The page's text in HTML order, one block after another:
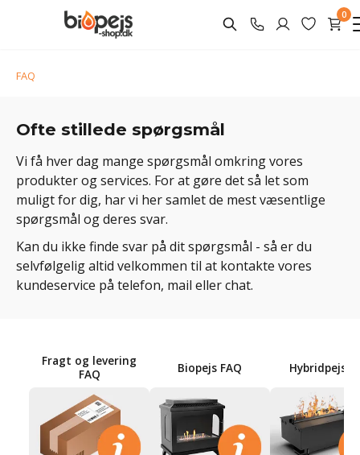
0
FAQ
Ofte stillede spørgsmål
Vi få hver dag mange spørgsmål omkring vores
produkter og services. For at gøre det så let som
muligt for dig, har vi her samlet de mest væsentlige
spørgsmål og deres svar.
Kan du ikke finde svar på dit spørgsmål - så er du
selvfølgelig altid velkommen til at kontakte vores
kundeservice på telefon, mail eller chat.
Fragt og levering
FAQ
Biopejs FAQ Hybridpejs